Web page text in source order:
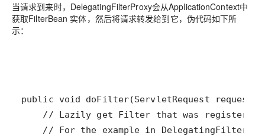
当请求到来时，DelegatingFilterProxy会从ApplicationContext中
获取FilterBean 实体，然后将请求转发给到它，伪代码如下所
示：